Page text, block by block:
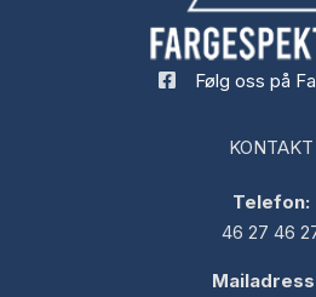
Følg oss på
KONTAKT
Telefon:
46 27 46